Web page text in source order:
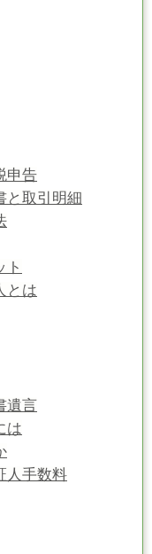
申告
と取引明細
ト
とは
遺言
は
人手数料